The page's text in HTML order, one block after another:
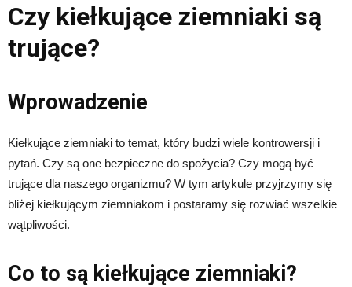
Czy kiełkujące ziemniaki są
trujące?
Wprowadzenie
Kiełkujące ziemniaki to temat, który budzi wiele kontrowersji i
pytań. Czy są one bezpieczne do spożycia? Czy mogą być
trujące dla naszego organizmu? W tym artykule przyjrzymy się
bliżej kiełkującym ziemniakom i postaramy się rozwiać wszelkie
wątpliwości.
Co to są kiełkujące ziemniaki?